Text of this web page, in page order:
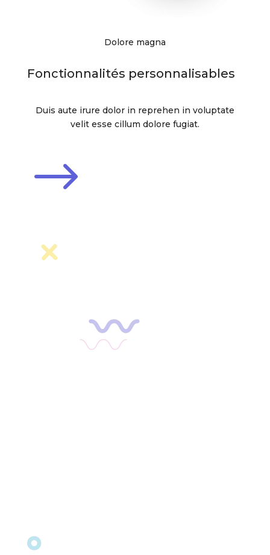
Dolore magna
Fonctionnalités personnalisables
Duis aute irure dolor in reprehen in voluptate
velit esse cillum dolore fugiat.
$